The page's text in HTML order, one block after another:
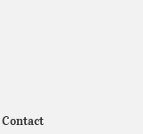
Contact